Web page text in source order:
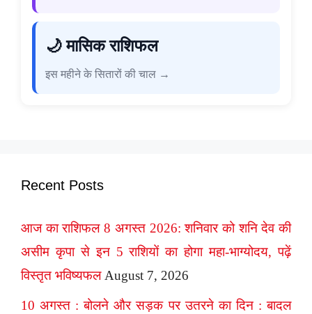
🌙 मासिक राशिफल
इस महीने के सितारों की चाल →
Recent Posts
आज का राशिफल 8 अगस्त 2026: शनिवार को शनि देव की
असीम कृपा से इन 5 राशियों का होगा महा-भाग्योदय, पढ़ें
विस्तृत भविष्यफल August 7, 2026
10 अगस्त : बोलने और सड़क पर उतरने का दिन : बादल